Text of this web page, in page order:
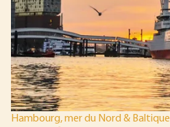
Hambourg, mer du Nord & Baltique